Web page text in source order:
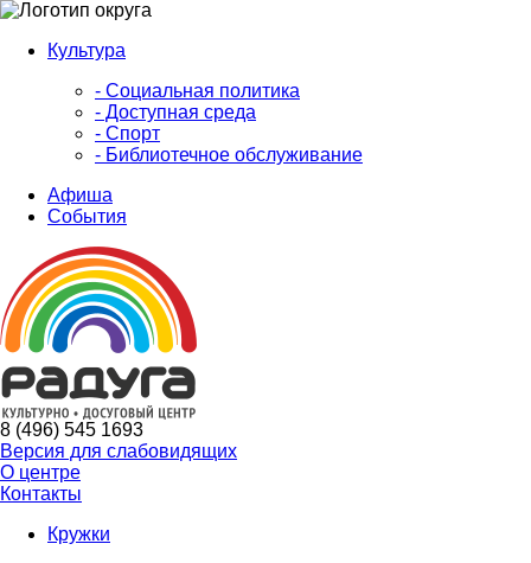
Культура
- Социальная политика
- Доступная среда
- Спорт
- Библиотечное обслуживание
Афиша
События
8 (496) 545 1693
Версия для слабовидящих
О центре
Контакты
Кружки